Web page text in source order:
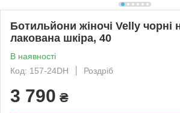
Ботильйони жіночі Velly чорні
лакована шкіра, 40
В наявності
Код: 157-24DH
Роздріб
3 790 ₴